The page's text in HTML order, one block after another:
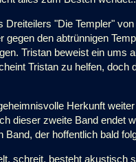
"Die Templer"
den abtrünnigen
Tristan beweist ein ums
Tristan zu helfen,
Herkunft
dieser zweite Band endet
der hoffentlich bald
schreit, besteht akustisch